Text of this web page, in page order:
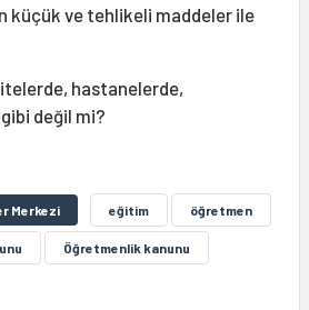
küçük ve tehlikeli maddeler ile
hastanelerde,
değil mi?
Merkezi eğitim öğretmen
Öğretmenlik kanunu